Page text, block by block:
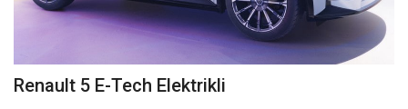
Renault 5 E-Tech Elektrikli